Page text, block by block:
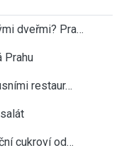
dveřmi? Pra…
Prahu
restaur…
cukroví od…